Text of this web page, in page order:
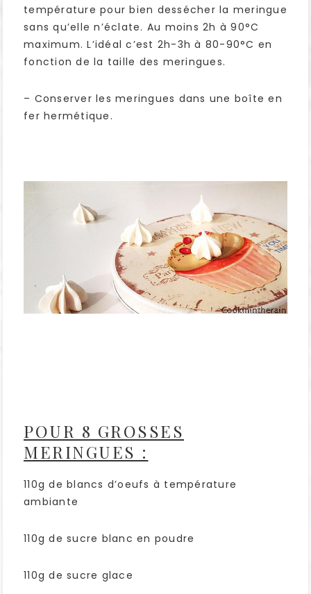
température pour bien dessécher la meringue
sans qu’elle n’éclate. Au moins 2h à 90°C
maximum. L’idéal c’est 2h-3h à 80-90°C en
fonction de la taille des meringues.
– Conserver les meringues dans une boîte en
fer hermétique.
POUR 8 GROSSES
MERINGUES :
110g de blancs d’oeufs à température
ambiante
110g de sucre blanc en poudre
110g de sucre glace